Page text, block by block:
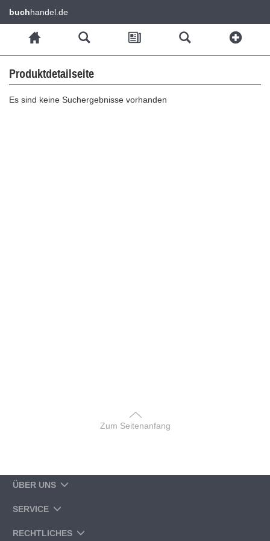
buchhandel.de
Produktdetailseite
Es sind keine Suchergebnisse vorhanden
Zum Seitenanfang
ÜBER UNS
SERVICE
RECHTLICHES